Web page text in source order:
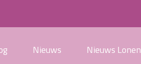
Nieuws Nieuws Lonen